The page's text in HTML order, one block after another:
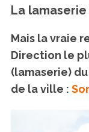
La
Mais la vraie
Direction le
(lamaserie)
de la ville :